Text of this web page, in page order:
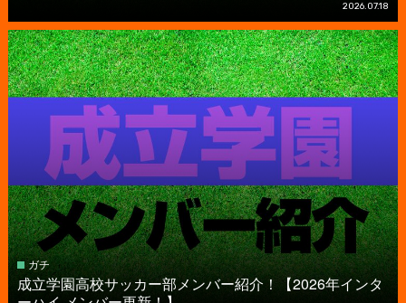
2026.07.18
ガチ
成立学園高校サッカー部メンバー紹介！【2026年インタ